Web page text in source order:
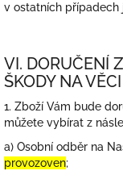
v ostatních případech
VI. DORUČENÍ
ŠKODY NA VĚCI
1. Zboží Vám bude
můžete vybírat z
a) Osobní odběr na
provozoven;